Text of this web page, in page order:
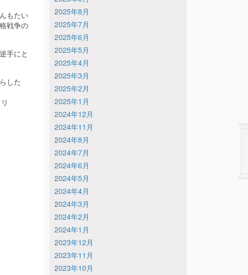
もたい
戦争の
手にと
した
2025年8月
2025年7月
2025年6月
2025年5月
2025年4月
2025年3月
2025年2月
2025年1月
2024年12月
2024年11月
2024年8月
2024年7月
2024年6月
2024年5月
2024年4月
2024年3月
2024年2月
2024年1月
2023年12月
2023年11月
2023年10月